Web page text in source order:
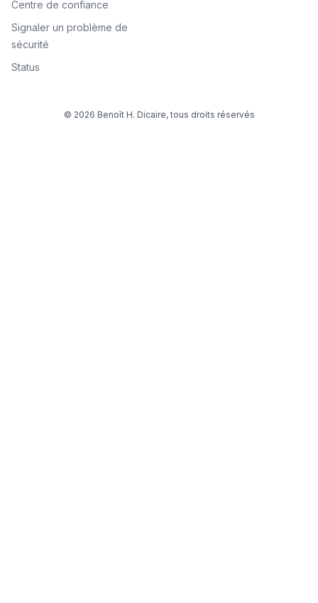
Centre de confiance
Signaler un problème de
sécurité
Status
© 2026 Benoît H. Dicaire, tous droits réservés